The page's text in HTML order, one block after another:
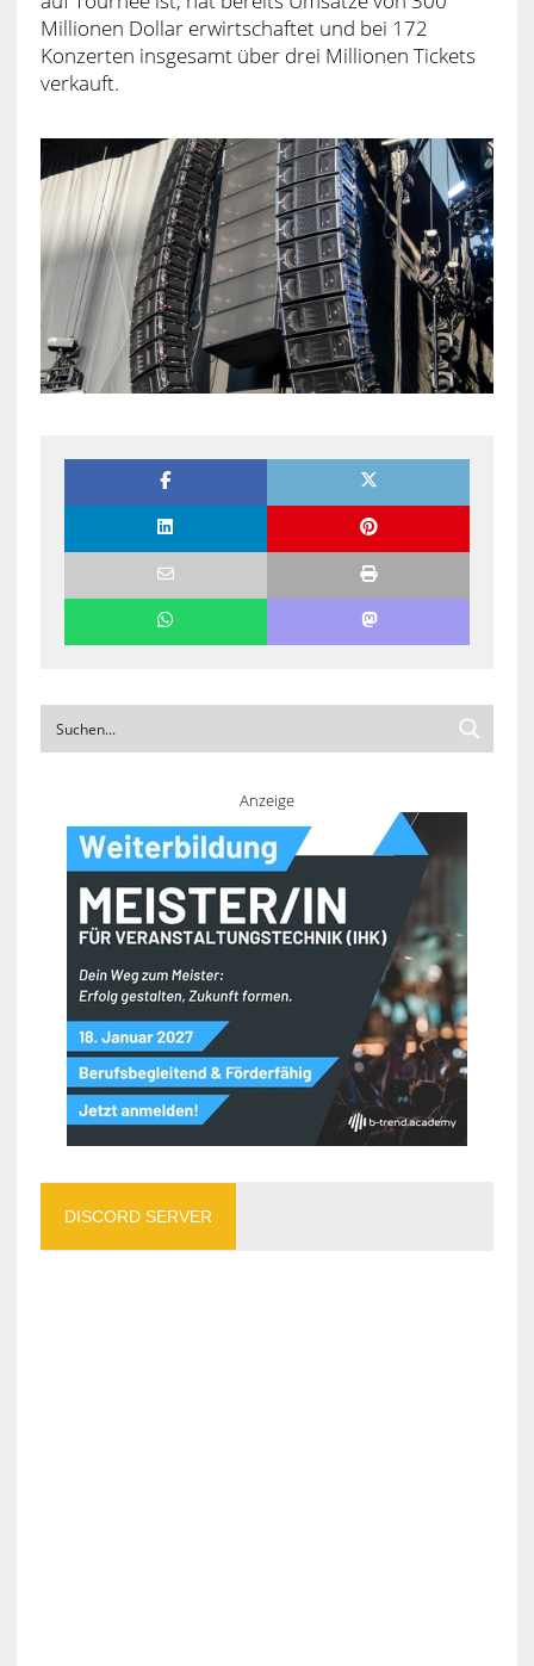
Millionen Dollar erwirtschaftet und bei 172
Konzerten insgesamt über drei Millionen Tickets
verkauft.
Anzeige
DISCORD SERVER